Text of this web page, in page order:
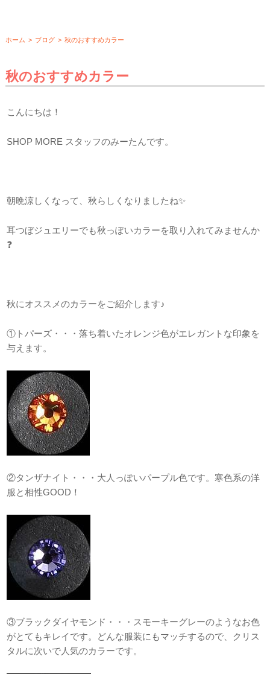
ホーム > ブログ > 秋のおすすめカラー
秋のおすすめカラー
こんにちは！
SHOP MORE スタッフのみーたんです。
朝晩涼しくなって、秋らしくなりましたね✨
耳つぼジュエリーでも秋っぽいカラーを取り入れてみませんか
❓
秋にオススメのカラーをご紹介します♪
①トパーズ・・・落ち着いたオレンジ色がエレガントな印象を
与えます。
②タンザナイト・・・大人っぽいパープル色です。寒色系の洋
服と相性GOOD！
③ブラックダイヤモンド・・・スモーキーグレーのようなお色
がとてもキレイです。どんな服装にもマッチするので、クリス
タルに次いで人気のカラーです。